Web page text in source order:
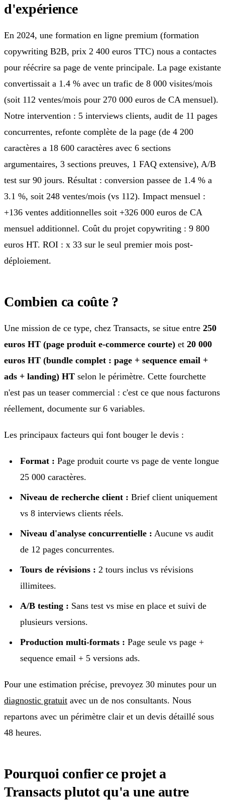
d'expérience
En 2024, une formation en ligne premium (formation
copywriting B2B, prix 2 400 euros TTC) nous a contactes
pour réécrire sa page de vente principale. La page existante
convertissait a 1.4 % avec un trafic de 8 000 visites/mois
(soit 112 ventes/mois pour 270 000 euros de CA mensuel).
Notre intervention : 5 interviews clients, audit de 11 pages
concurrentes, refonte complète de la page (de 4 200
caractères a 18 600 caractères avec 6 sections
argumentaires, 3 sections preuves, 1 FAQ extensive), A/B
test sur 90 jours. Résultat : conversion passee de 1.4 % a
3.1 %, soit 248 ventes/mois (vs 112). Impact mensuel :
+136 ventes additionnelles soit +326 000 euros de CA
mensuel additionnel. Coût du projet copywriting : 9 800
euros HT. ROI : x 33 sur le seul premier mois post-
déploiement.
Combien ca coûte ?
Une mission de ce type, chez Transacts, se situe entre 250
euros HT (page produit e-commerce courte) et 20 000
euros HT (bundle complet : page + sequence email +
ads + landing) HT selon le périmètre. Cette fourchette
n'est pas un teaser commercial : c'est ce que nous facturons
réellement, documente sur 6 variables.
Les principaux facteurs qui font bouger le devis :
Format : Page produit courte vs page de vente longue
25 000 caractères.
Niveau de recherche client : Brief client uniquement
vs 8 interviews clients réels.
Niveau d'analyse concurrentielle : Aucune vs audit
de 12 pages concurrentes.
Tours de révisions : 2 tours inclus vs révisions
illimitees.
A/B testing : Sans test vs mise en place et suivi de
plusieurs versions.
Production multi-formats : Page seule vs page +
sequence email + 5 versions ads.
Pour une estimation précise, prevoyez 30 minutes pour un
diagnostic gratuit avec un de nos consultants. Nous
repartons avec un périmètre clair et un devis détaillé sous
48 heures.
Pourquoi confier ce projet a
Transacts plutot qu'a une autre